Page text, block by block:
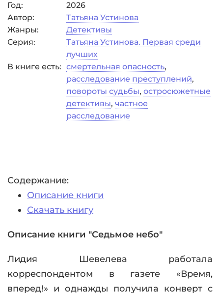
Год:
2026
Автор:
Татьяна Устинова
Жанры:
Детективы
Серия:
Татьяна Устинова. Первая среди
лучших
В книге есть: смертельная опасность,
расследование преступлений,
повороты судьбы, остросюжетные
детективы, частное
расследование
Содержание:
Описание книги
Скачать книгу
Описание книги "Седьмое небо"
Лидия Шевелева работала
корреспондентом в газете «Время,
вперед!» и однажды получила конверт с